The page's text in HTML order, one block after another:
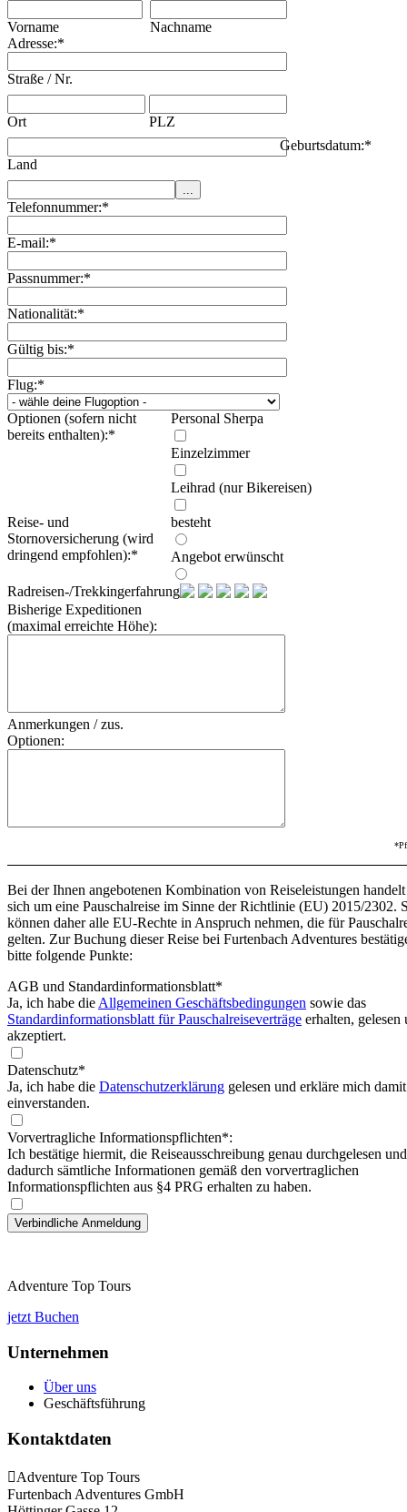
Vorname
Nachname
Adresse:*
Straße / Nr.
Ort PLZ
Land
Geburtsdatum:*
Telefonnummer:*
E-mail:*
Passnummer:*
Nationalität:*
Gültig bis:*
Flug:*
Optionen (sofern nicht
bereits enthalten):*
Personal Sherpa
Einzelzimmer
Leihrad (nur Bikereisen)
Reise- und
Stornoversicherung (wird
dringend empfohlen):*
besteht
Angebot erwünscht
Radreisen-/Trekkingerfahrung:
Bisherige Expeditionen
(maximal erreichte Höhe):
Anmerkungen / zus.
Optionen:
Bei der Ihnen angebotenen Kombination von Reiseleistungen handelt
sich um eine Pauschalreise im Sinne der Richtlinie (EU) 2015/2302.
können daher alle EU-Rechte in Anspruch nehmen, die für
gelten. Zur Buchung dieser Reise bei Furtenbach Adventures
bitte folgende Punkte:
AGB und Standardinformationsblatt*
Ja, ich habe die Allgemeinen Geschäftsbedingungen sowie das
Standardinformationsblatt für Pauschalreiseverträge erhalten, gelesen
akzeptiert.
Datenschutz*
Ja, ich habe die Datenschutzerklärung gelesen und erkläre mich damit
einverstanden.
Vorvertragliche Informationspflichten*:
Ich bestätige hiermit, die Reiseausschreibung genau durchgelesen und
dadurch sämtliche Informationen gemäß den vorvertraglichen
Informationspflichten aus §4 PRG erhalten zu haben.
Adventure Top Tours
jetzt Buchen
Unternehmen
Über uns
Geschäftsführung
Kontaktdaten
Adventure Top Tours
Furtenbach Adventures GmbH